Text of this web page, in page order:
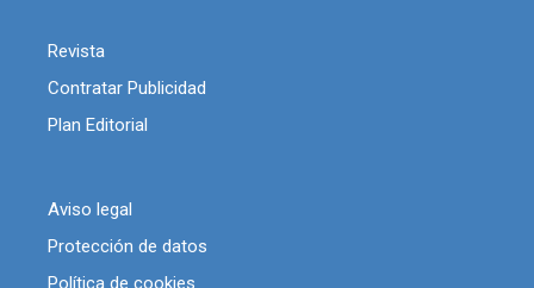
Revista
Contratar Publicidad
Plan Editorial
Aviso legal
Protección de datos
Política de cookies